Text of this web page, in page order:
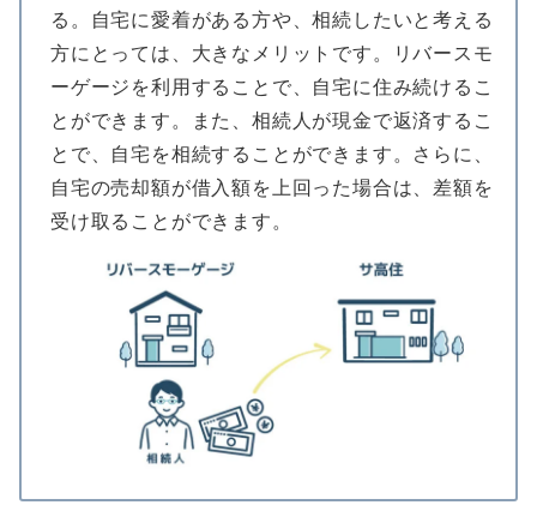
る。自宅に愛着がある方や、相続したいと考える
方にとっては、大きなメリットです。リバースモ
ーゲージを利用することで、自宅に住み続けるこ
とができます。また、相続人が現金で返済するこ
とで、自宅を相続することができます。さらに、
自宅の売却額が借入額を上回った場合は、差額を
受け取ることができます。